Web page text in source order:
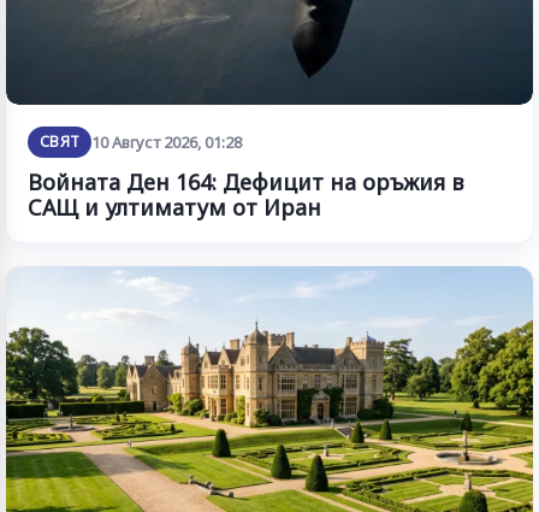
СВЯТ 10 Август 2026, 01:28
Войната Ден 164: Дефицит на оръжия в
САЩ и ултиматум от Иран